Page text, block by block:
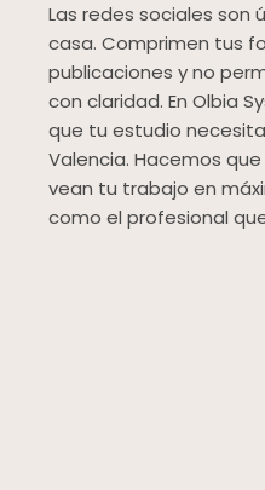
Las redes sociales son
casa. Comprimen tus
publicaciones y no
con claridad. En Olbia
que tu estudio
Valencia. Hacemos
vean tu trabajo en
como el profesional